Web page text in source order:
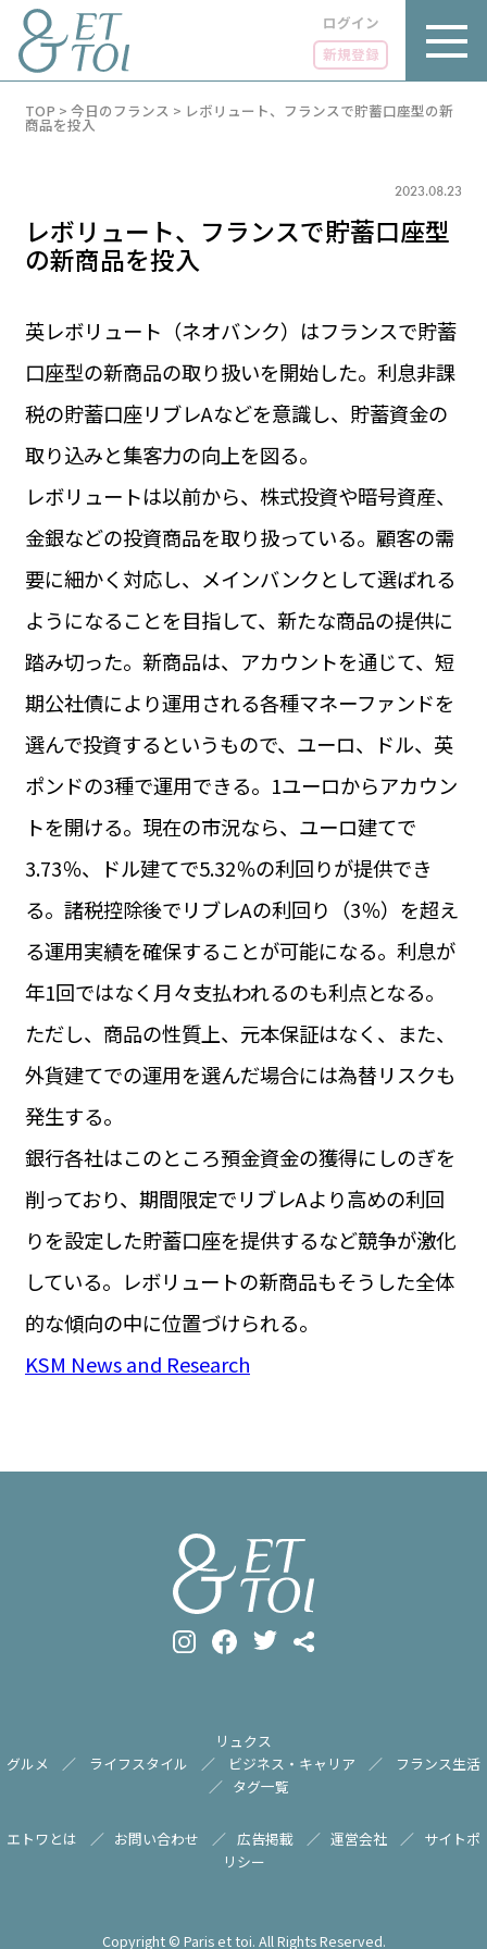
ログイン
新規登録
LUXE
グルメ
LIFE STYLE
BUSINESS
ビジネス・キャリア
INFOS PRATIQUES
TAG
タグ
#パリ
#お土産 #トリビア
#データで読み解くフランス
#フランスの教育制度
#アプリ
#いざという時に
#カルカッソンヌ Carcassonne
#サステナブル
#フランス生活
#レシピ #ビューティー
#コスメ
#アルザス地方
#フランスの地方 #フロマージュ
#おでかけ
PARIS 14℃ / 12℃
FR 11:37 ／ JP 18:37
1€＝182.51円
お問い合わせ
運営会社
サイトポリシー
TOP > 今日のフランス > レボリュート、フランスで貯蓄口座型の新
商品を投入
2023.08.23
レボリュート、フランスで貯蓄口座型
の新商品を投入
英レボリュート（ネオバンク）はフランスで貯蓄
口座型の新商品の取り扱いを開始した。利息非課
税の貯蓄口座リブレAなどを意識し、貯蓄資金の
取り込みと集客力の向上を図る。
レボリュートは以前から、株式投資や暗号資産、
金銀などの投資商品を取り扱っている。顧客の需
要に細かく対応し、メインバンクとして選ばれる
ようになることを目指して、新たな商品の提供に
踏み切った。新商品は、アカウントを通じて、短
期公社債により運用される各種マネーファンドを
選んで投資するというもので、ユーロ、ドル、英
ポンドの3種で運用できる。1ユーロからアカウン
トを開ける。現在の市況なら、ユーロ建てで
3.73％、ドル建てで5.32％の利回りが提供でき
る。諸税控除後でリブレAの利回り（3％）を超え
る運用実績を確保することが可能になる。利息が
年1回ではなく月々支払われるのも利点となる。
ただし、商品の性質上、元本保証はなく、また、
外貨建てでの運用を選んだ場合には為替リスクも
発生する。
銀行各社はこのところ預金資金の獲得にしのぎを
削っており、期間限定でリブレAより高めの利回
りを設定した貯蓄口座を提供するなど競争が激化
している。レボリュートの新商品もそうした全体
的な傾向の中に位置づけられる。
KSM News and Research
リュクス
グルメ
ライフスタイル ビジネス・キャリア
フランス生活
タグ一覧
エトワとは お問い合わせ 広告掲載 運営会社
サイトポ
リシー
Copyright © Paris et toi. All Rights Reserved.